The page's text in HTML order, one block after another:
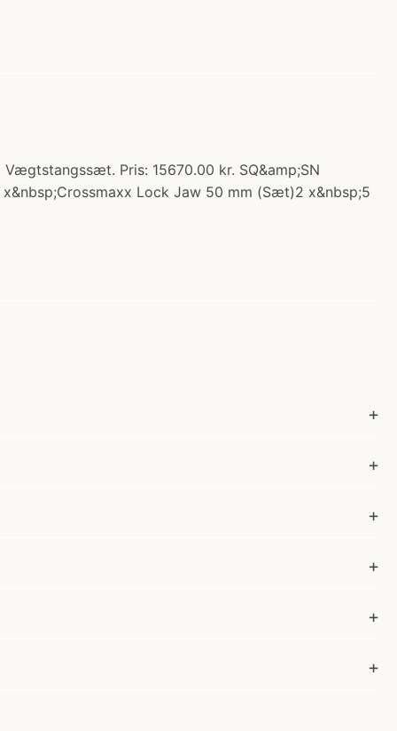
Pris: 15670.00 kr. SQ&amp;SN
Lock Jaw 50 mm (Sæt)2 x&nbsp;5